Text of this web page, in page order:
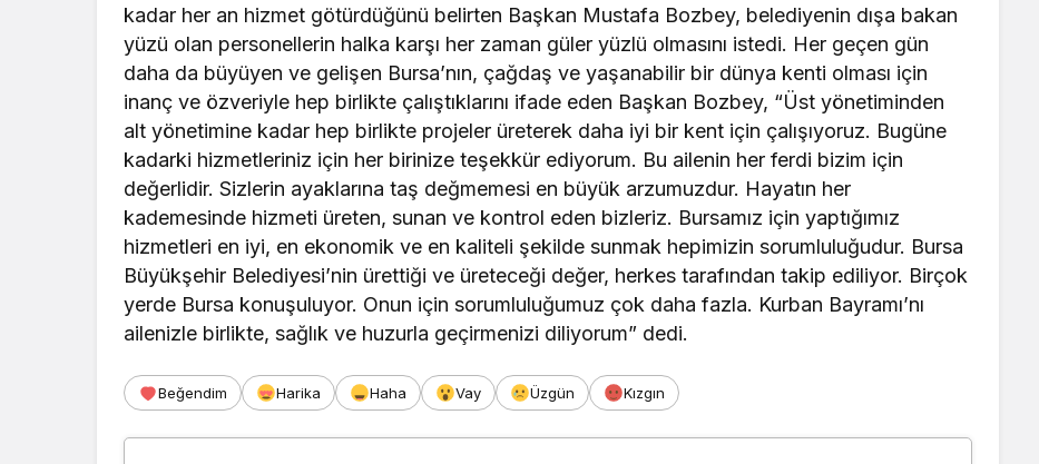
kadar her an hizmet götürdüğünü belirten Başkan Mustafa Bozbey, belediyenin dışa bakan
yüzü olan personellerin halka karşı her zaman güler yüzlü olmasını istedi. Her geçen gün
daha da büyüyen ve gelişen Bursa’nın, çağdaş ve yaşanabilir bir dünya kenti olması için
inanç ve özveriyle hep birlikte çalıştıklarını ifade eden Başkan Bozbey, “Üst yönetiminden
alt yönetimine kadar hep birlikte projeler üreterek daha iyi bir kent için çalışıyoruz. Bugüne
kadarki hizmetleriniz için her birinize teşekkür ediyorum. Bu ailenin her ferdi bizim için
değerlidir. Sizlerin ayaklarına taş değmemesi en büyük arzumuzdur. Hayatın her
kademesinde hizmeti üreten, sunan ve kontrol eden bizleriz. Bursamız için yaptığımız
hizmetleri en iyi, en ekonomik ve en kaliteli şekilde sunmak hepimizin sorumluluğudur. Bursa
Büyükşehir Belediyesi’nin ürettiği ve üreteceği değer, herkes tarafından takip ediliyor. Birçok
yerde Bursa konuşuluyor. Onun için sorumluluğumuz çok daha fazla. Kurban Bayramı’nı
ailenizle birlikte, sağlık ve huzurla geçirmenizi diliyorum” dedi.
Beğendim Harika Haha Vay Üzgün Kızgın